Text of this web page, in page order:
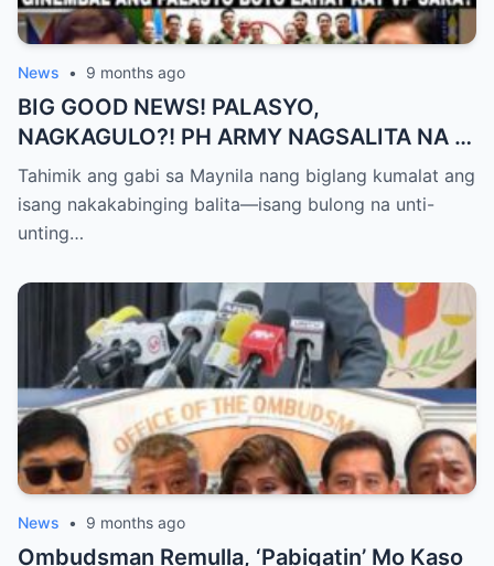
News • 9 months ago
BIG GOOD NEWS! PALASYO,
NAGKAGULO?! PH ARMY NAGSALITA NA —
BOTO LAHAT KAY VP SARA BILANG NEXT
PRESIDENT?
Tahimik ang gabi sa Maynila nang biglang kumalat ang
isang nakakabinging balita—isang bulong na unti-
unting…
News • 9 months ago
Ombudsman Remulla, ‘Pabigatin’ Mo Kaso